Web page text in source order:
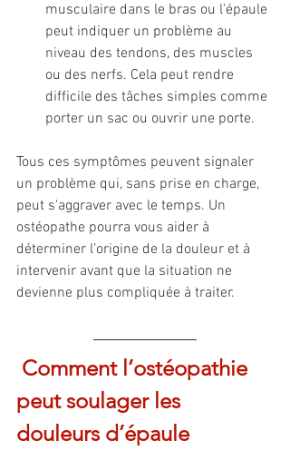
musculaire dans le bras ou l’épaule
peut indiquer un problème au
niveau des tendons, des muscles
ou des nerfs. Cela peut rendre
difficile des tâches simples comme
porter un sac ou ouvrir une porte.
Tous ces symptômes peuvent signaler
un problème qui, sans prise en charge,
peut s'aggraver avec le temps. Un
ostéopathe pourra vous aider à
déterminer l’origine de la douleur et à
intervenir avant que la situation ne
devienne plus compliquée à traiter.
peut soulager les
douleurs d’épaule